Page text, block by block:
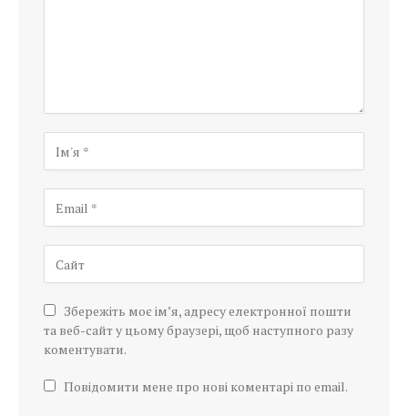
Збережіть моє ім’я, адресу електронної пошти
та веб-сайт у цьому браузері, щоб наступного разу
коментувати.
Повідомити мене про нові коментарі по email.